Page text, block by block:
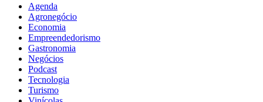
Agenda
Agronegócio
Economia
Empreendedorismo
Gastronomia
Negócios
Podcast
Tecnologia
Turismo